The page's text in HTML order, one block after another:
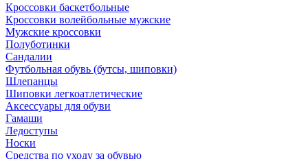
Кроссовки баскетбольные
Кроссовки волейбольные мужские
Мужские кроссовки
Полуботинки
Сандалии
Футбольная обувь (бутсы, шиповки)
Шлепанцы
Шиповки легкоатлетические
Аксессуары для обуви
Гамаши
Ледоступы
Носки
Средства по уходу за обувью